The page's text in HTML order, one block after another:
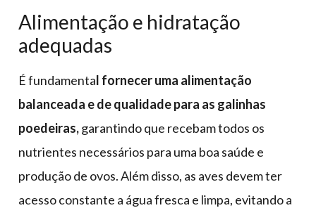
Alimentação e hidratação
adequadas
É fundamental fornecer uma alimentação
balanceada e de qualidade para as galinhas
poedeiras,garantindo que recebam todos os
nutrientes necessários para uma boa saúde e
produção de ovos. Além disso, as aves devem ter
acesso constante a água fresca e limpa, evitando a